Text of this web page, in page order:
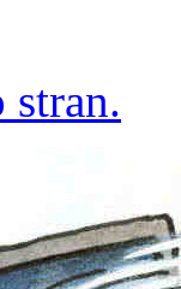
stran.